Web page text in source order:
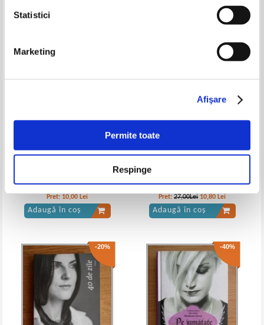
Statistici
Marketing
Afişare
Permite toate
Respinge
Regelui Arthur
Adaugă în coș
regelui Arthur
Pret:
Adaugă în coș
Mark Twain - Un yankeu la curtea
regelui Arthur
Mark Twain - Un yankeu la curtea
regelui Arthur
Adaugă în coș
(Cotidianul)
Pret: 10,00 Lei
Adaugă în coș
-60%
David Duchovny - Bucky F*cking
Dent
Pret:27,00Lei 10,80 Lei
Adaugă în coș
-20% -40%